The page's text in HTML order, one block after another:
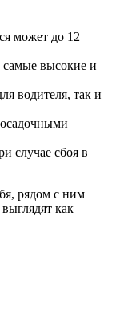
может до 12
самые высокие и
водителя, так и
случае сбоя в
рядом с ним
как